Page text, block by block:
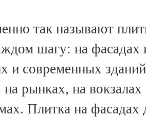
так называют
шагу: на фасадах
и современных
рынках, на
Плитка на фасадах